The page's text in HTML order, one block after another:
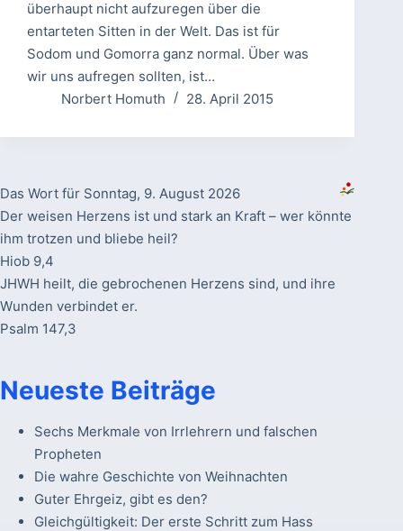
überhaupt nicht aufzuregen über die
entarteten Sitten in der Welt. Das ist für
Sodom und Gomorra ganz normal. Über was
wir uns aufregen sollten, ist…
Norbert Homuth
28. April 2015
Das Wort für Sonntag, 9. August 2026
Der weisen Herzens ist und stark an Kraft – wer könnte
ihm trotzen und bliebe heil?
Hiob 9,4
JHWH heilt, die gebrochenen Herzens sind, und ihre
Wunden verbindet er.
Psalm 147,3
Neueste Beiträge
Sechs Merkmale von Irrlehrern und falschen
Propheten
Die wahre Geschichte von Weihnachten
Guter Ehrgeiz, gibt es den?
Gleichgültigkeit: Der erste Schritt zum Hass